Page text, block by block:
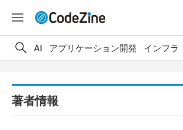
AI アプリケーション開発 インフラ
著者情報